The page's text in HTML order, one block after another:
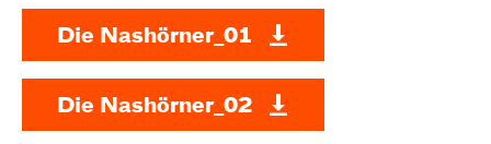
Die Nashörner_01
Die Nashörner_02